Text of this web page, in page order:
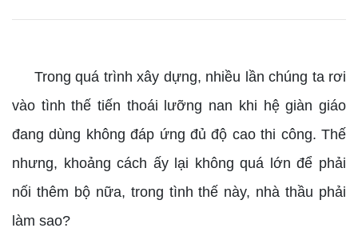
Trong quá trình xây dựng, nhiều lần chúng ta rơi
vào tình thế tiến thoái lưỡng nan khi hệ giàn giáo
đang dùng không đáp ứng đủ độ cao thi công. Thế
nhưng, khoảng cách ấy lại không quá lớn để phải
nối thêm bộ nữa, trong tình thế này, nhà thầu phải
làm sao?